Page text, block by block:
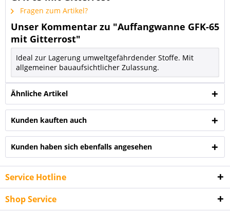
Fragen zum Artikel?
Unser Kommentar zu "Auffangwanne GFK-65
mit Gitterrost"
Ideal zur Lagerung umweltgefährdender Stoffe. Mit
allgemeiner bauaufsichtlicher Zulassung.
Ähnliche Artikel
Kunden kauften auch
Kunden haben sich ebenfalls angesehen
Service Hotline
Shop Service